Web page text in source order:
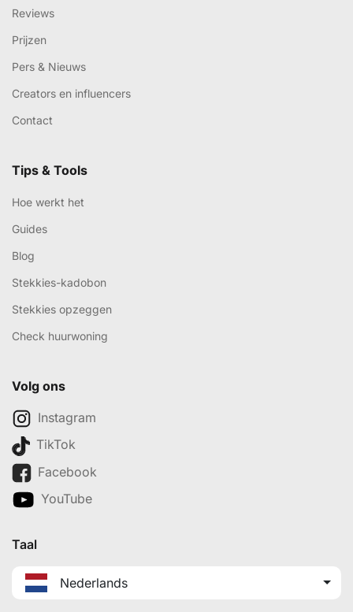
Reviews
Prijzen
Pers & Nieuws
Creators en influencers
Contact
Tips & Tools
Hoe werkt het
Guides
Blog
Stekkies-kadobon
Stekkies opzeggen
Check huurwoning
Volg ons
Instagram
TikTok
Facebook
YouTube
Taal
Nederlands